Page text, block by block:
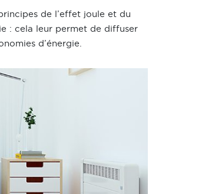
de l’effet joule et du
: cela leur permet de diffuser
d’énergie.